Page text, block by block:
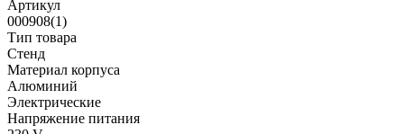
Артикул
000908(1)
Тип товара
Стенд
Материал корпуса
Алюминий
Электрические
Напряжение питания